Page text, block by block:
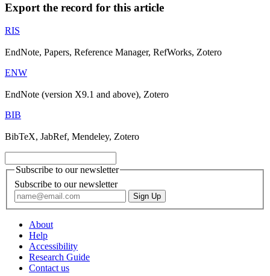
Export the record for this article
RIS
EndNote, Papers, Reference Manager, RefWorks, Zotero
ENW
EndNote (version X9.1 and above), Zotero
BIB
BibTeX, JabRef, Mendeley, Zotero
Subscribe to our newsletter
Subscribe to our newsletter
About
Help
Accessibility
Research Guide
Contact us